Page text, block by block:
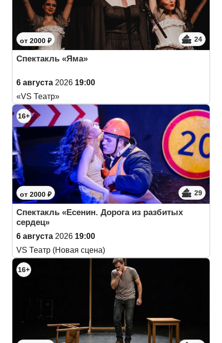
от 2000 ₽ 24
Спектакль «Яма»
6 августа 2026 19:00
«VS Театр»
16+
от 2000 ₽ 29
Спектакль «Есенин. Дорога из разбитых
сердец»
6 августа 2026 19:00
VS Театр (Новая сцена)
16+